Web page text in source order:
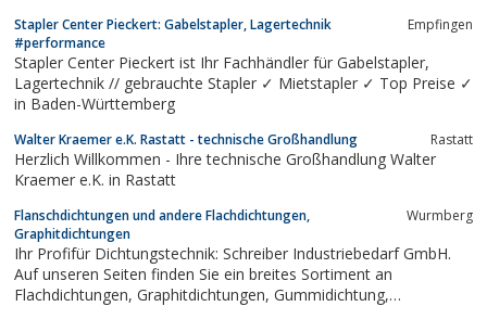
Stapler Center Pieckert: Gabelstapler, Lagertechnik
#performance
Empfingen
Stapler Center Pieckert ist Ihr Fachhändler für Gabelstapler,
Lagertechnik // gebrauchte Stapler ✓ Mietstapler ✓ Top Preise ✓
in Baden-Württemberg
Walter Kraemer e.K. Rastatt - technische Großhandlung Rastatt
Herzlich Willkommen - Ihre technische Großhandlung Walter
Kraemer e.K. in Rastatt
Flanschdichtungen und andere Flachdichtungen,
Graphitdichtungen
Wurmberg
Ihr Profifür Dichtungstechnik: Schreiber Industriebedarf GmbH.
Auf unseren Seiten finden Sie ein breites Sortiment an
Flachdichtungen, Graphitdichtungen, Gummidichtung,